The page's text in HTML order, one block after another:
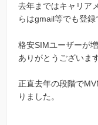
去年まではキャリア
らはgmail等でも登録
格安SIMユーザーが
ありがとうございま
正直去年の段階で
りました。